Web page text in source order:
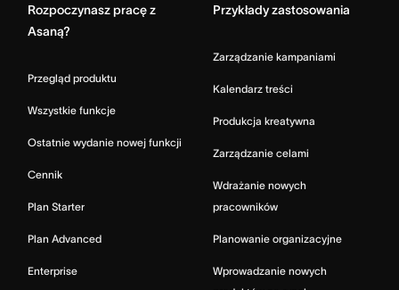
Rozpoczynasz pracę z
Asaną?
Przegląd produktu
Wszystkie funkcje
Ostatnie wydanie nowej funkcji
Cennik
Plan Starter
Plan Advanced
Enterprise
Przykłady zastosowania
Zarządzanie kampaniami
Kalendarz treści
Produkcja kreatywna
Zarządzanie celami
Wdrażanie nowych
pracowników
Planowanie organizacyjne
Wprowadzanie nowych